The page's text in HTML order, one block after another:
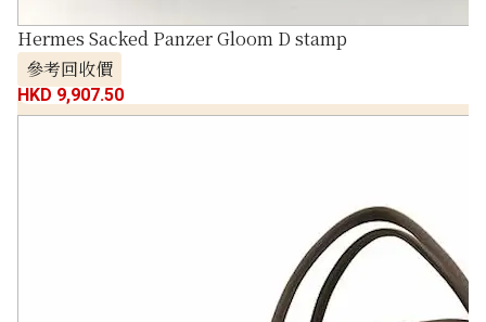
Hermes Sacked Panzer Gloom D stamp
參考回收價
HKD 9,907.50